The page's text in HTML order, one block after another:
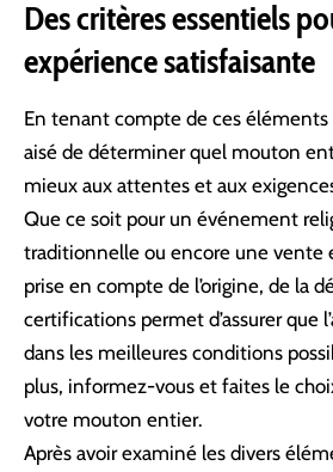
Des critères essentiels
expérience satisfaisante
En tenant compte de ces
aisé de déterminer quel mouton
mieux aux attentes et aux
Que ce soit pour un événement
traditionnelle ou encore une vente
prise en compte de l’origine, de la
certifications permet d’assurer que
dans les meilleures conditions
plus, informez-vous et faites le
votre mouton entier.
Après avoir examiné les divers